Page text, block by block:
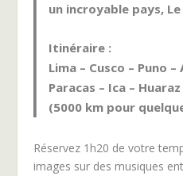
un incroyable pays, Le
Itinéraire :
Lima – Cusco – Puno
Paracas – Ica –
(5000 km pour
Réservez 1h20 de votre
images sur des musiques